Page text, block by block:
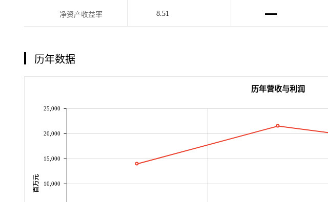
净资产收益率 8.51
历年数据
10,000
15,000
20,000
25,000
百万元
历年营收与利润